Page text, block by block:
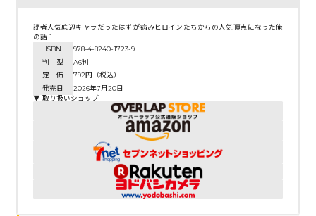
読者人気底辺キャラだったはずが病みヒロインたちからの人気頂点になった俺
の話 1
ISBN
978-4-8240-1723-9
判 型
A6判
定 価
792円（税込）
発売日
2026年7月20日
▼ 取り扱いショップ